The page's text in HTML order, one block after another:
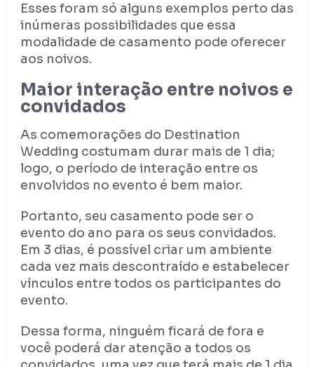
Esses foram só alguns exemplos perto das
inúmeras possibilidades que essa
modalidade de casamento pode oferecer
aos noivos.
Maior interação entre noivos e
convidados
As comemorações do Destination
Wedding costumam durar mais de 1 dia;
logo, o período de interação entre os
envolvidos no evento é bem maior.
Portanto, seu casamento pode ser o
evento do ano para os seus convidados.
Em 3 dias, é possível criar um ambiente
cada vez mais descontraído e estabelecer
vínculos entre todos os participantes do
evento.
Dessa forma, ninguém ficará de fora e
você poderá dar atenção a todos os